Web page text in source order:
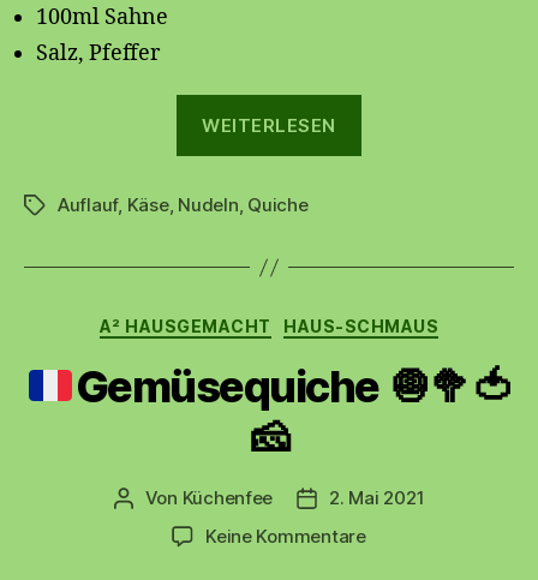
100ml Sahne
Salz, Pfeffer
WEITERLESEN
Schlagwörter
Auflauf, Käse, Nudeln, Quiche
Kategorien
A² HAUSGEMACHT HAUS-SCHMAUS
Gemüsequiche 🧅🥦🍅
🧀
Beitragsautor
Von Küchenfee Beitragsdatum
2. Mai 2021
Keine Kommentarezu